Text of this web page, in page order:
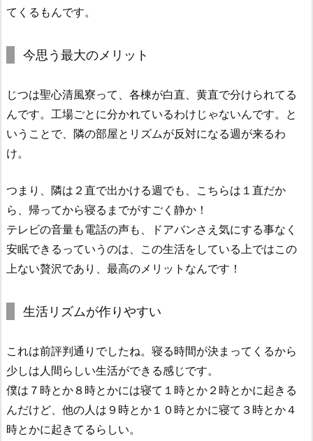
てくるもんです。
今思う最大のメリット
じつは聖心清風寮って、各棟が白直、黄直で分けられてる
んです。工場ごとに分かれているわけじゃないんです。と
いうことで、隣の部屋とリズムが反対になる週が来るわ
け。
つまり、隣は２直で出かける週でも、こちらは１直だか
ら、帰ってから寝るまでがすごく静か！
テレビの音量も電話の声も、ドアバンさえ気にする事なく
安眠できるっていうのは、この生活をしている上ではこの
上ない贅沢であり、最高のメリットなんです！
生活リズムが作りやすい
これは前評判通りでしたね。寝る時間が決まってくるから
少しは人間らしい生活ができる感じです。
僕は７時とか８時とかには寝て１時とか２時とかに起きる
んだけど、他の人は９時とか１０時とかに寝て３時とか４
時とかに起きてるらしい。